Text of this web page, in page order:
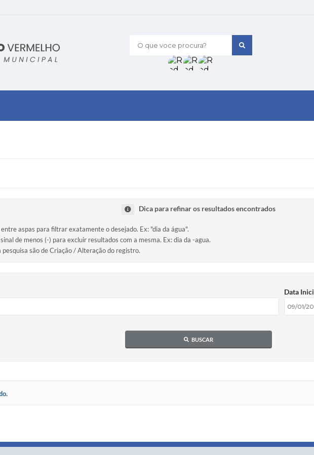
O que voce procura?
Dica para refinar os resultados encontrados
aspas para filtrar exatamente o desejado. Ex: "dia da água".
de menos (-) para excluir resultados com a mesma. Ex: dia da -agua.
são de Criação / Alteração do registro.
Data
BUSCAR